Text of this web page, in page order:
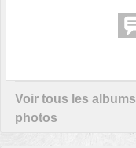
Voir tous les albums
photos